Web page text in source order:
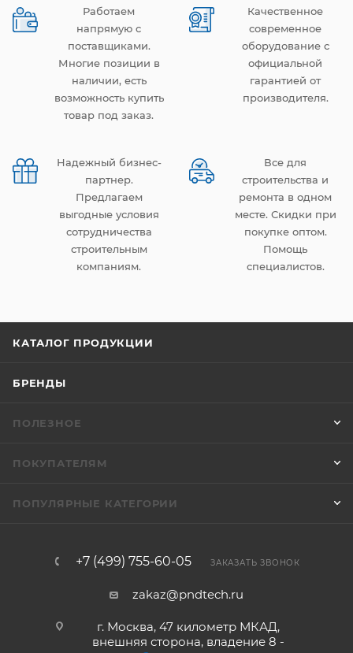
Работаем
напрямую с
поставщиками.
Многие позиции в
наличии, есть
возможность купить
товар под заказ.
Качественное
современное
оборудование с
официальной
гарантией от
производителя.
Надежный бизнес-
партнер.
Предлагаем
выгодные условия
сотрудничества
строительным
компаниям.
Все для
строительства и
ремонта в одном
месте. Скидки при
покупке оптом.
Помощь
специалистов.
КАТАЛОГ ПРОДУКЦИИ
БРЕНДЫ
ПОЛЕЗНОЕ
ПОКУПАТЕЛЯМ
ПОПУЛЯРНЫЕ КАТЕГОРИИ
+7 (499) 755-60-05 ЗАКАЗАТЬ ЗВОНОК
zakaz@pndtech.ru
г. Москва, 47 километр МКАД,
внешняя сторона, владение 8 -